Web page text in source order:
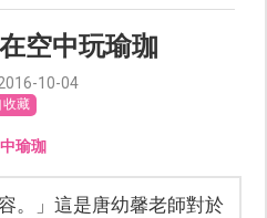
空中玩瑜珈
10-04
收藏
瑜珈
。」這是唐幼馨老師對於